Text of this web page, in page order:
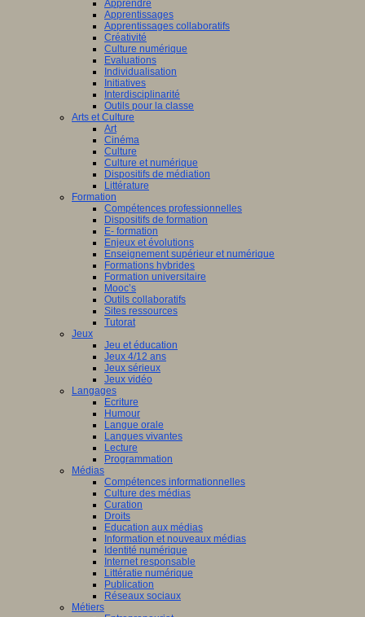
Apprendre
Apprentissages
Apprentissages collaboratifs
Créativité
Culture numérique
Evaluations
Individualisation
Initiatives
Interdisciplinarité
Outils pour la classe
Arts et Culture
Art
Cinéma
Culture
Culture et numérique
Dispositifs de médiation
Littérature
Formation
Compétences professionnelles
Dispositifs de formation
E- formation
Enjeux et évolutions
Enseignement supérieur et numérique
Formations hybrides
Formation universitaire
Mooc’s
Outils collaboratifs
Sites ressources
Tutorat
Jeux
Jeu et éducation
Jeux 4/12 ans
Jeux sérieux
Jeux vidéo
Langages
Ecriture
Humour
Langue orale
Langues vivantes
Lecture
Programmation
Médias
Compétences informationnelles
Culture des médias
Curation
Droits
Education aux médias
Information et nouveaux médias
Identité numérique
Internet responsable
Littératie numérique
Publication
Réseaux sociaux
Métiers